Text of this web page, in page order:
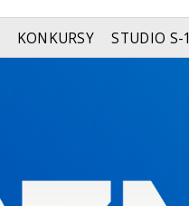
KONKURSY STUDIO S-1